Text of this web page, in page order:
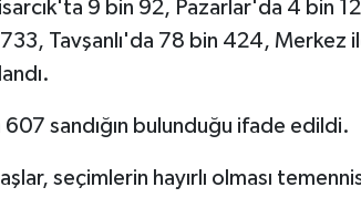
9 bin 92, Pazarlar'da 4 bin
Tavşanlı'da 78 bin 424, Merkez
sandığın bulunduğu ifade edildi.
seçimlerin hayırlı olması